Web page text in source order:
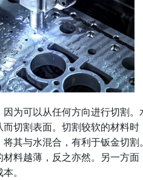
因为可以从任何方向进行切割
切割表面。切割较软的材料
其与水混合，有利于钣金切割
料越薄，反之亦然。另一方
。